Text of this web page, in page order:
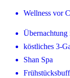
Wellness vor
köstliches 3-
Shan Spa